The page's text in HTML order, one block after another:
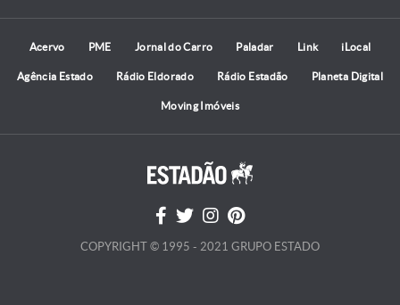
Acervo PME Jornal do Carro Paladar Link iLocal
Agência Estado Rádio Eldorado Rádio Estadão Planeta Digital
Moving Imóveis
COPYRIGHT © 1995 - 2021 GRUPO ESTADO